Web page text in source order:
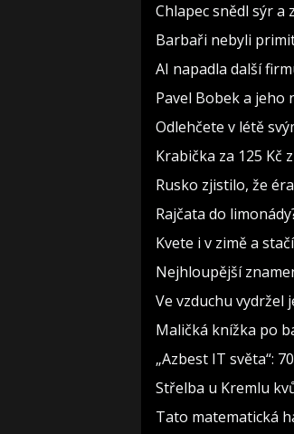
Chlapec snědl sýr
Barbaři nebyli
AI napadla další
Pavel Bobek a jeho
Odlehčete v létě
Krabička za 125 Kč
Rusko zjistilo, že
Rajčata do
Kvete i v zimě a
Nejhloupější
Ve vzduchu vydržel
Maličká knížka po
„Azbest IT světa“:
Střelba u Kremlu
Tato matematická